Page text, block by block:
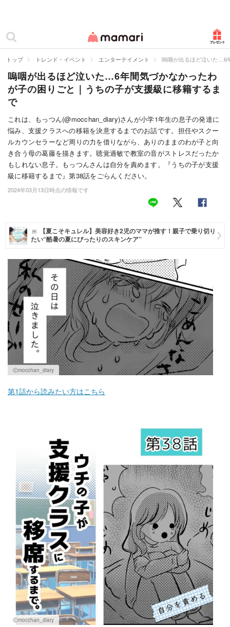
ママリ
カテゴリー一覧
妊娠
出産
赤ちゃん・育児
子育て・家族
病院
美容・ファッション
住まい
マネー
トレンド・イベント
トップ トレンド・イベント エンターテイメント 嗚咽が出るほど泣いた…6
嗚咽が出るほど泣いた…6年間気づかなかったわ
が子の困りごと｜うちの子が支援級に移籍するま
で
これは、もっつん(@mocchan_diary)さんが小学1年生の息子の発達に
悩み、支援クラスへの移籍を決意するまでのお話です。担任やスクー
ルカウンセラーなど周りの力を借りながら、ありのままのわが子と向
き合う母の葛藤を描きます。聴覚過敏で教室の音がストレスだったか
もしれない息子。もっつんさんは自分を責めます。『うちの子が支援
級に移籍するまで』第38話をごらんください。
2024年03月13日時点の情報です
【夏こそキュレル】美容好き2児のママが推す！親子で乗り切り
たい“酷暑の夏にぴったりのスキンケア”
Ⓒmocchan_diary
第1話から読みたい方はこちら
Ⓒmocchan_diary